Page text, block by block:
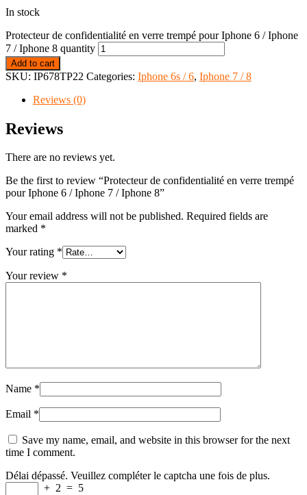
In stock
Protecteur de confidentialité en verre trempé pour Iphone 6 / Iphone
7 / Iphone 8 quantity
Add to cart
SKU: IP678TP22 Categories: Iphone 6s / 6, Iphone 7 / 8
Reviews (0)
Reviews
There are no reviews yet.
Be the first to review “Protecteur de confidentialité en verre trempé
pour Iphone 6 / Iphone 7 / Iphone 8”
Your email address will not be published. Required fields are
marked *
Your rating *
Your review *
Name *
Email *
Save my name, email, and website in this browser for the next
time I comment.
Délai dépassé. Veuillez compléter le captcha une fois de plus.
+ 2 = 5